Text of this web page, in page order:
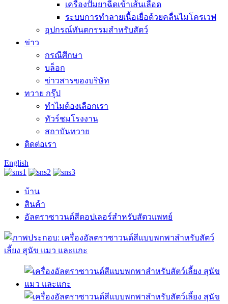
เครื่องปั๊มยาฉีดเข้าเส้นเลือด
ระบบการทำลายเนื้อเยื่อด้วยคลื่นไมโครเวฟ
อุปกรณ์ทันตกรรมสำหรับสัตว์
ข่าว
กรณีศึกษา
บล็อก
ข่าวสารของบริษัท
ทวาย กรุ๊ป
ทำไมต้องเลือกเรา
ทัวร์ชมโรงงาน
สถาบันทวาย
ติดต่อเรา
English
บ้าน
สินค้า
อัลตราซาวนด์สีดอปเลอร์สำหรับสัตวแพทย์